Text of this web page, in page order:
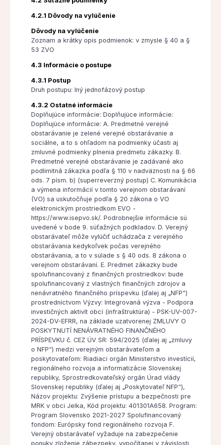
4.2.1 Dôvody na vylúčenie
Dôvody na vylúčenie
Zoznam a krátky opis podmienok: v zmysle § 40 a §
53 ZVO
4.3 Informácie o postupe
4.3.1 Postup
Druh postupu: Iný jednofázový postup
4.3.2 Ostatné informácie
Doplňujúce informácie: Doplňujúce informácie:
Doplňujúce informácie: A. Predmetné verejné
obstarávanie je zelené verejné obstarávanie a
sociálne, a to s ohľadom na podmienky účasti aj
zmluvné podmienky plnenia predmetu zákazky. B.
Predmetné verejné obstarávanie je zadávané ako
podlimitná zákazka podľa § 110 v nadväznosti na § 66
ods. 7 písm. b) (superreverzný postup) C. Komunikácia
a výmena informácií v tomto verejnom obstarávaní
(VO) sa uskutočňuje podľa § 20 zákona o VO
elektronickým prostriedkom EVO -
https://www.isepvo.sk/. Podrobnejšie informácie sú
uvedené v bode 9. súťažných podkladov. D. Verejný
obstarávateľ môže vylúčiť uchádzača z verejného
obstarávania kedykoľvek počas verejného
obstarávania, a to v súlade s § 40 ods. 8 zákona o
verejnom obstarávaní. E. Predmet zákazky bude
spolufinancovaný z finančných prostriedkov: bude
spolufinancovaný z vlastných finančných zdrojov a
nenávratného finančného príspevku (ďalej aj „NFP“)
prostredníctvom Výzvy: Integrovaná výzva - Podpora
investičných aktivít obcí (infraštruktúra) - PSK-UV-007-
2024-DV-EFRR, na základe uzatvorenej ZMLUVY O
POSKYTNUTÍ NENÁVRATNÉHO FINANČNÉHO
PRÍSPEVKU č. CEZ ÚV SR: 594/2025 (ďalej aj „zmluvy
o NFP“) medzi verejným obstarávateľom a
poskytovateľom: Riadiaci orgán Ministerstvo investícií,
regionálneho rozvoja a informatizácie Slovenskej
republiky, Sprostredkovateľský orgán Úrad vlády
Slovenskej republiky (ďalej aj „Poskytovateľ NFP“),
Názov projektu: Zvýšenie prístupu a bezpečnosti pre
MRK v obci Jelka, Kód projektu: 401301A658. Program:
Program Slovensko 2021-2027 Spolufinancovaný
fondom: Európsky fond regionálneho rozvoja F.
Verejný obstarávateľ vyžaduje na zabezpečenie
ponuky zloženie zábezpeky, vypočítanej v závislosti